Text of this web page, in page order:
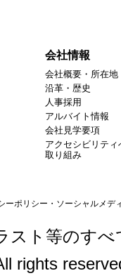
会社情報
会社概要・所在地
沿革・歴史
人事採用
アルバイト情報
会社見学要項
アクセシビリティ
取り組み
ーポリシー・ソーシャルメデ
スト等のす
rights